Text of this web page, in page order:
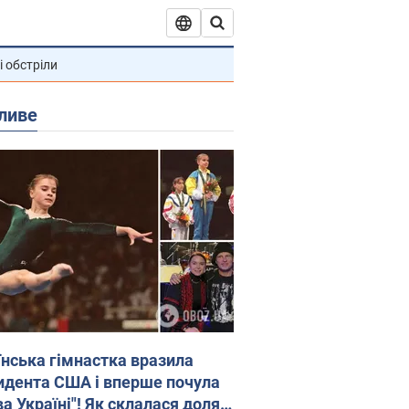
обстріли
гімнастка вразила
США і вперше почула
Україні"! Як склалася доля